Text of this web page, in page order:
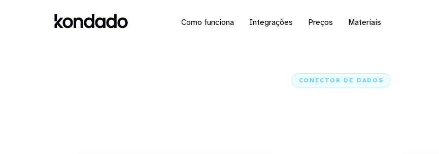
Como funciona Integrações Preços Materiais
CONECTOR DE DADOS